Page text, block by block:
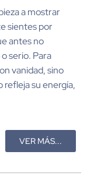
a mostrar
sientes por
antes no
serio. Para
vanidad, sino
refleja su energía,
VER MÁS...